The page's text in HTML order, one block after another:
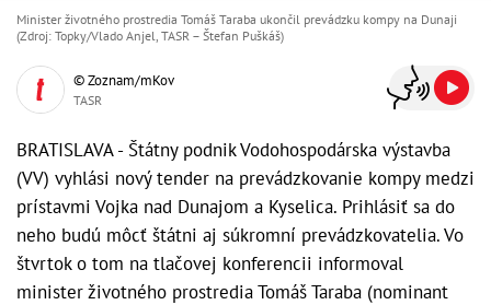
Minister životného prostredia Tomáš Taraba ukončil prevádzku kompy na Dunaji
(Zdroj: Topky/Vlado Anjel, TASR – Štefan Puškáš)
© Zoznam/mKov
TASR
BRATISLAVA - Štátny podnik Vodohospodárska výstavba
(VV) vyhlási nový tender na prevádzkovanie kompy medzi
prístavmi Vojka nad Dunajom a Kyselica. Prihlásiť sa do
neho budú môcť štátni aj súkromní prevádzkovatelia. Vo
štvrtok o tom na tlačovej konferencii informoval
minister životného prostredia Tomáš Taraba (nominant